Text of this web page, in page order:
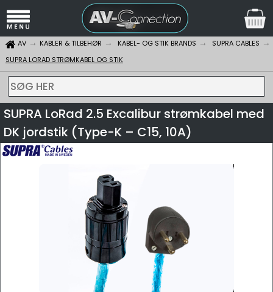
AV KABLER & TILBEHØR KABEL- OG STIK BRANDS
SUPRA CABLES
SUPRA LORAD STRØMKABEL OG STIK
SØG HER
SUPRA LoRad 2.5 Excalibur strømkabel med
DK jordstik (Type-K – C15, 10A)